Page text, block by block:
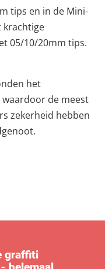
tips en in de Mini-
krachtige
05/10/20mm tips.
het
de meest
zekerheid hebben
graffiti